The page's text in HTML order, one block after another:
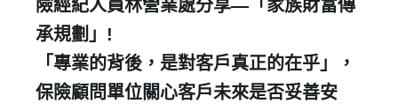
險經紀人員林營業處分享—「家族財富傳
承規劃」!
「專業的背後，是對客戶真正的在乎」，
保險顧問單位關心客戶未來是否妥善安